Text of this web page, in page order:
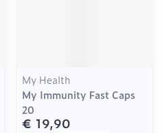
My Health
My Immunity Fast Caps
20
€ 19,90